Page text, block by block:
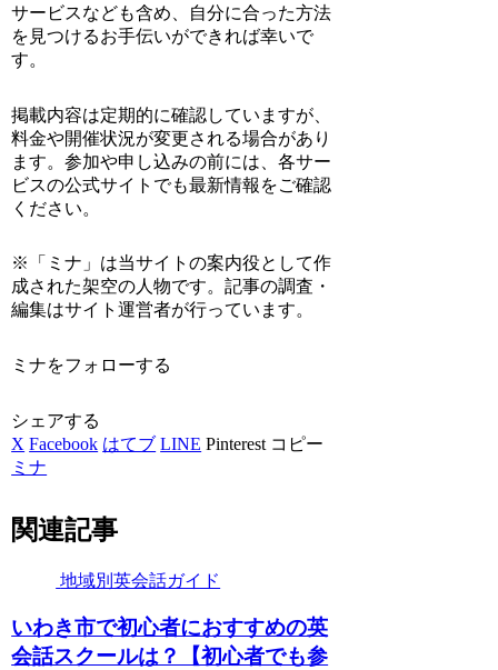
サービスなども含め、自分に合った方法
を見つけるお手伝いができれば幸いで
す。
掲載内容は定期的に確認していますが、
料金や開催状況が変更される場合があり
ます。参加や申し込みの前には、各サー
ビスの公式サイトでも最新情報をご確認
ください。
※「ミナ」は当サイトの案内役として作
成された架空の人物です。記事の調査・
編集はサイト運営者が行っています。
ミナをフォローする
シェアする
X Facebook はてブ LINE Pinterest コピー
ミナ
関連記事
地域別英会話ガイド
いわき市で初心者におすすめの英
会話スクールは？【初心者でも参